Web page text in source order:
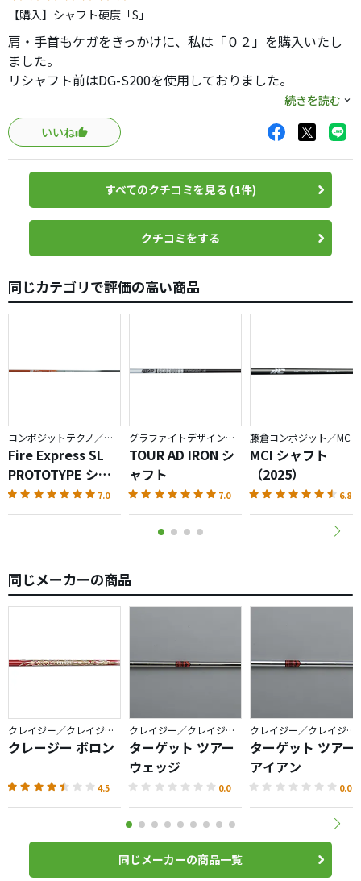
【購入】シャフト硬度「S」
肩・手首もケガをきっかけに、私は「０２」を購入いたし
ました。
リシャフト前はDG-S200を使用しておりました。
友人の勧めで、カーボンシャフトにしたらどうか？
と言われ、リシャフトをしました。
クレイジーだけに、価格もクレイジーでしたが、購入して
正解でした。
３６歳でカーボンシャフトにするのは、周りの目が少々、
気になりましたがクレイジーのシャフトということで格好
も良く、注目度もあり、普通に移行できました。
実際のショットですが、トップでタメを作り、ドーン！
最高です。
ドライバーからショートアイアンまでがクレイジーです
若干ですが、柔らく感じるため
１ランク、フレックスを硬く設定した方が良いと思いま
す。
早くから、カーボンにしておけば良かった・・・（笑
続きを読む
いいね
すべてのクチコミを見る (1件)
クチコミをする
同じカテゴリで評価の高い商品
コンポジットテクノ／ファイアーエクスプレス
Fire Express SL
PROTOTYPE シャ
フト
7.0
グラファイトデザイン／TOUR AD
TOUR AD IRON シ
ャフト
7.0
藤倉コンポジット／MC
MCI シャフト
（2025）
6.8
同じメーカーの商品
クレイジー／クレイジースポーツ
クレージー ボロン
4.5
クレイジー／クレイジースポーツ
ターゲット ツアー
ウェッジ
0.0
クレイジー／クレイジースポーツ
ターゲット ツアー
アイアン
0.0
同じメーカーの商品一覧